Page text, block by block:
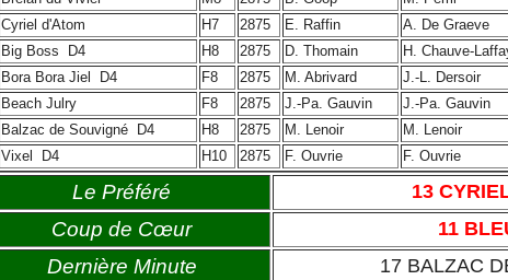
Cyriel d'Atom H7 2875 E. Raffin A. De Graeve
Big Boss D4 H8 2875 D. Thomain H. Chauve-
Bora Bora Jiel D4 F8 2875 M. Abrivard J.-L. Dersoir
Beach Julry F8 2875 J.-Pa. Gauvin J.-Pa. Gauvin
Balzac de Souvigné D4 H8 2875 M. Lenoir M. Lenoir
Vixel D4 H10 2875 F. Ouvrie F. Ouvrie
Le Préféré 13
Coup de Cœur 11
Dernière Minute 17 BALZAC